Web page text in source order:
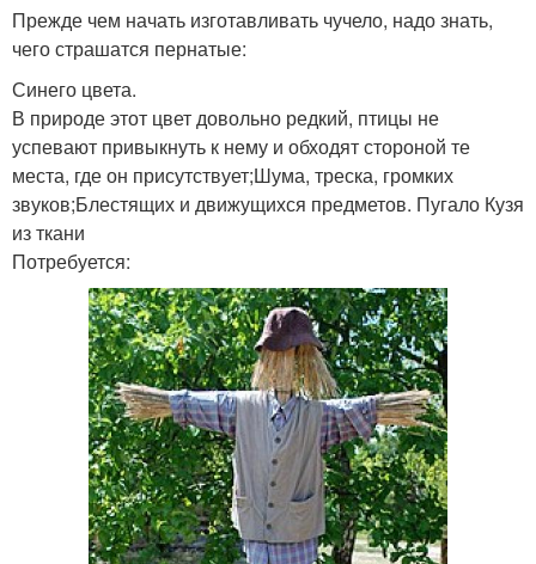
Прежде чем начать изготавливать чучело, надо знать,
чего страшатся пернатые:
Синего цвета.
В природе этот цвет довольно редкий, птицы не
успевают привыкнуть к нему и обходят стороной те
места, где он присутствует;Шума, треска, громких
звуков;Блестящих и движущихся предметов. Пугало Кузя
из ткани
Потребуется: